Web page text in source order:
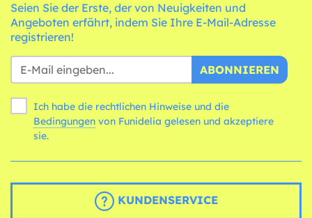
Seien Sie der Erste, der von Neuigkeiten und
Angeboten erfährt, indem Sie Ihre E-Mail-Adresse
registrieren!
ABONNIEREN
Ich habe die rechtlichen Hinweise und die
Bedingungen
sie.
KUNDENSERVICE